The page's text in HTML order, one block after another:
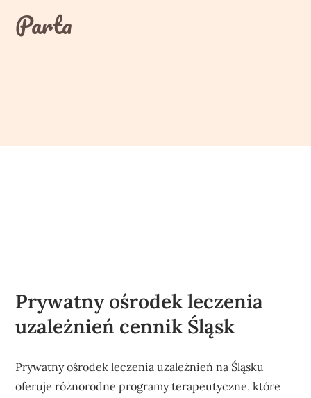
contentParta
Prywatny ośrodek leczenia
uzależnień cennik Śląsk
Prywatny ośrodek leczenia uzależnień na Śląsku
oferuje różnorodne programy terapeutyczne, które